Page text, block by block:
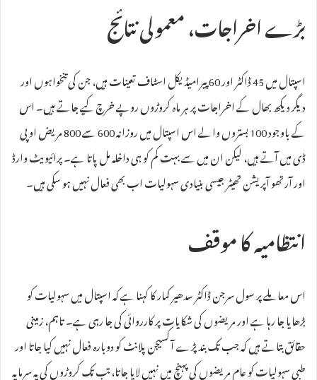
بڑے اخراجات، معمولی نتائج
اسپتال میں 45 ڈاکٹر اور 60 پیرامیڈیکل اسٹاف تعینات ہیں، جن کی تنخواہوں اور
دیگر دیکھ بھال کے اخراجات پر ہر ماہ کروڑوں روپے خرچ کیے جاتے ہیں۔ اس
کے باوجود 100 بستروں والے اس اسپتال میں روزانہ 600 سے 800 مریض او پی
ڈی میں آتے ہیں، لیکن ان میں سے بہت کم کو ہی داخلہ مل پاتا ہے۔ پرائیویٹ وارڈ
اور آرتھو آپریشن تھیٹر جیسی بنیادی سہولیات اب بھی فعال نہیں ہو سکی ہیں۔
انتظامیہ کا موقف
اس معاملے پر سول سرجن ڈاکٹر سدھیر کمار کا کہنا ہے کہ اسپتال میں سہولیات کو
بڑھایا جا رہا ہے اور مریضوں کی شکایات پر کارروائی کی جا رہی ہے۔ تاہم، زمینی
حقائق بتاتے ہیں کہ جب تک بند پڑے آکسیجن پلانٹ کو دوبارہ فعال نہیں کیا جاتا اور
طبی سہولیات کو عام مریضوں کی پہنچ میں نہیں لایا جاتا، تب تک کروڑوں کی یہ سرمایہ